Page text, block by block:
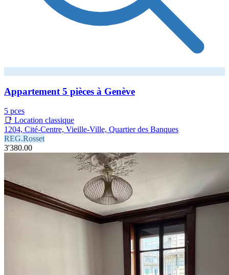
Appartement 5 pièces à Genève
5 pces
📑 Location classique
1204, Cité-Centre, Vieille-Ville, Quartier des Banques
REG.Rosset
3'380.00